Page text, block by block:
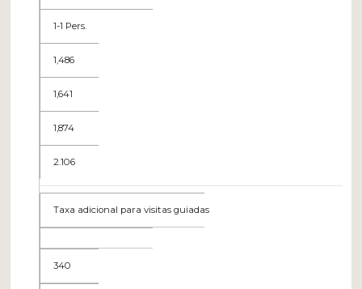
1-1 Pers.
1,486
1,641
1,874
2.106
Taxa adicional para visitas guiadas
340